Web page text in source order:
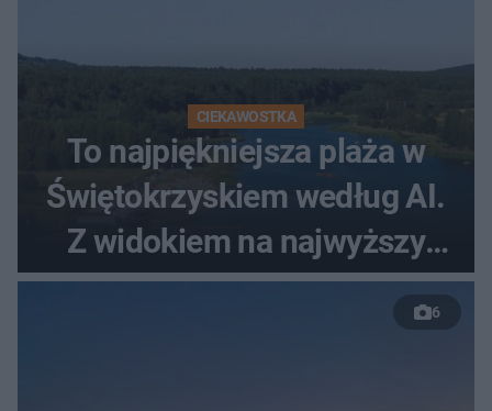
CIEKAWOSTKA
To najpiękniejsza plaża w
Świętokrzyskiem według AI.
Z widokiem na najwyższy
szczyt Gór Świętokrzyskich
6